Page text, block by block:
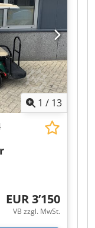
1 / 13
EUR 3’150
VB zzgl. MwSt.